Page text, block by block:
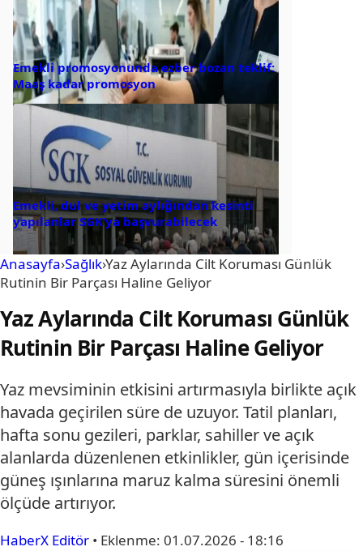
Emekli promosyonunda ezber bozan teklif:
Maaş kadar promosyon
Emekli, dul ve yetim aylığından kesinti
yapılanlar SGK’ya başvurabilecek
Anasayfa›Sağlık›Yaz Aylarında Cilt Koruması Günlük
Rutinin Bir Parçası Haline Geliyor
Yaz Aylarında Cilt Koruması Günlük
Rutinin Bir Parçası Haline Geliyor
Yaz mevsiminin etkisini artırmasıyla birlikte açık
havada geçirilen süre de uzuyor. Tatil planları,
hafta sonu gezileri, parklar, sahiller ve açık
alanlarda düzenlenen etkinlikler, gün içerisinde
güneş ışınlarına maruz kalma süresini önemli
ölçüde artırıyor.
HaberX Editör • Eklenme: 01.07.2026 - 18:16